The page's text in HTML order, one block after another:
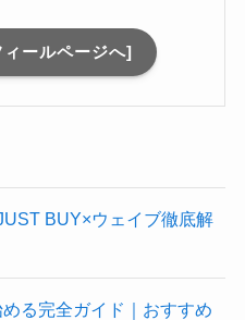
ールページへ]
BUY×ウェイブ徹底解
る完全ガイド｜おすすめ